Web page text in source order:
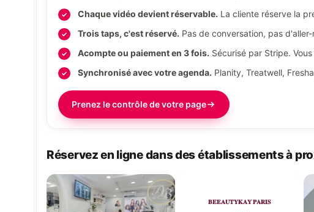
Chaque vidéo devient réservable. La cliente réserve la
Trois taps, c'est réservé. Pas de conversation, pas
Acompte ou paiement en 3 fois. Sécurisé par Stripe.
Synchronisé avec votre agenda. Planity, Treatwell,
Prenez le contrôle de votre page
Réservez en ligne dans des établissements à